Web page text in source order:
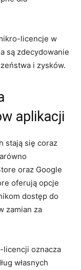
licencje w
są zdecydowanie⁢
i zysków.
aplikacji
stają się coraz
oraz Google
oferują opcje
dostęp do
zamian za
licencji oznacza
własnych